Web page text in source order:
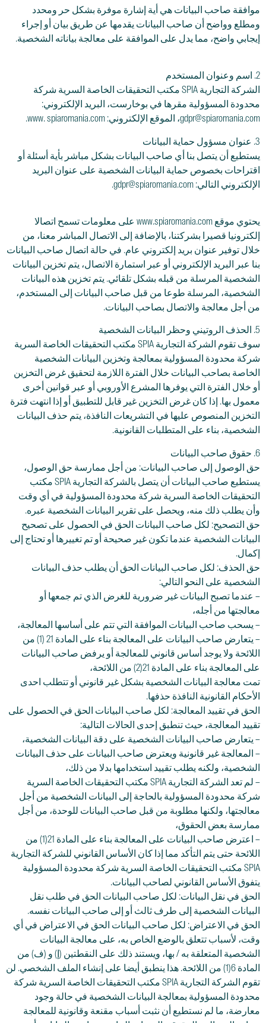
موافقة صاحب البيانات هي أية إشارة موفرة بشكل حر ومحدد
ومطلع وواضح أن صاحب البيانات يقدمها عن طريق بيان أو إجراء
إيجابي واضح، مما يدل على الموافقة على معالجة بياناته الشخصية.
2. اسم وعنوان المستخدم
الشركة التجارية SPIA مكتب التحقيقات الخاصة السرية شركة
محدودة المسؤولية مقرها في بوخارست، البريد الإلكتروني:
gdpr@spiaromania.com، الموقع الإلكتروني: www. spiaromania.com.
3. عنوان مسؤول حماية البيانات
يستطيع أن يتصل بنا أي صاحب البيانات بشكل مباشر بأية أسئلة أو
اقتراحات بخصوص حماية البيانات الشخصية على عنوان البريد
الإلكتروني التالي: gdpr@spiaromania.com.
يحتوي موقع www.spiaromania.com على معلومات تسمح اتصالا
إلكترونيا قصيرا بشركتنا، بالإضافة إلى الاتصال المباشر معنا، من
خلال توفير عنوان بريد إلكتروني عام. في حالة اتصال صاحب البيانات
بنا عبر البريد الإلكتروني أو عبر استمارة الاتصال، يتم تخزين البيانات
الشخصية المرسلة من قبله بشكل تلقائي. يتم تخزين هذه البيانات
الشخصية، المرسلة طوعا من قبل صاحب البيانات إلى المستخدم،
من أجل معالجة والاتصال بصاحب البيانات.
5. الحذف الروتيني وحظر البيانات الشخصية
سوف تقوم الشركة التجارية SPIA مكتب التحقيقات الخاصة السرية
شركة محدودة المسؤولية بمعالجة وتخزين البيانات الشخصية
الخاصة بصاحب البيانات خلال الفترة اللازمة لتحقيق غرض التخزين
أو خلال الفترة التي يوفرها المشرع الأوروبي أو عبر قوانين أخرى
معمول بها. إذا كان غرض التخزين غير قابل للتطبيق أو إذا انتهت فترة
التخزين المنصوص عليها في التشريعات النافذة، يتم حذف البيانات
الشخصية، بناء على المتطلبات القانونية.
6. حقوق صاحب البيانات
حق الوصول إلى صاحب البيانات: من أجل ممارسة حق الوصول،
يستطيع صاحب البيانات أن يتصل بالشركة التجارية SPIA مكتب
التحقيقات الخاصة السرية شركة محدودة المسؤولية في أي وقت
وأن يطلب ذلك منه، ويحصل على تقرير البيانات الشخصية عبره.
حق التصحيح: لكل صاحب البيانات الحق في الحصول على تصحيح
البيانات الشخصية عندما تكون غير صحيحة أو تم تغييرها أو تحتاج إلى
إكمال.
حق الحذف: لكل صاحب البيانات الحق أن يطلب حذف البيانات
الشخصية على النحو التالي:
– عندما تصبح البيانات غير ضرورية للغرض الذي تم جمعها أو
معالجتها من أجله،
– يسحب صاحب البيانات الموافقة التي تتم على أساسها المعالجة،
– يتعارض صاحب البيانات على المعالجة بناء على المادة 21 (1) من
اللائحة ولا يوجد أساس قانوني للمعالجة أو يرفض صاحب البيانات
على المعالجة بناء على المادة 21(2) من اللائحة،
تمت معالجة البيانات الشخصية بشكل غير قانوني أو تتطلب احدى
الأحكام القانونية النافذة حذفها.
الحق في تقييد المعالجة: لكل صاحب البيانات الحق في الحصول على
تقييد المعالجة، حيث تنطبق إحدى الحالات التالية:
– يتعارض صاحب البيانات الشخصية على دقة البيانات الشخصية،
– المعالجة غير قانونية ويعترض صاحب البيانات على حذف البيانات
الشخصية، ولكنه يطلب تقييد استخدامها بدلا من ذلك،
– لم تعد الشركة التجارية SPIA مكتب التحقيقات الخاصة السرية
شركة محدودة المسؤولية بالحاجة إلى البيانات الشخصية من أجل
معالجتها، ولكنها مطلوبة من قبل صاحب البيانات للوحدة، من أجل
ممارسة بعض الحقوق،
– اعترض صاحب البيانات على المعالجة بناء على المادة 21(1) من
اللائحة حتى يتم التأكد مما إذا كان الأساس القانوني للشركة التجارية
SPIA مكتب التحقيقات الخاصة السرية شركة محدودة المسؤولية
يتفوق الأساس القانوني لصاحب البيانات.
الحق في نقل البيانات: لكل صاحب البيانات الحق في طلب نقل
البيانات الشخصية إلى طرف ثالث أو إلى صاحب البيانات نفسه.
الحق في الاعتراض: لكل صاحب البيانات الحق في الاعتراض في أي
وقت، لأسباب تتعلق بالوضع الخاص به، على معالجة البيانات
الشخصية المتعلقة به / بها، ويستند ذلك على النقطتين (إ) و (ف) من
المادة 6(1) من اللائحة. هذا ينطبق أيضا على إنشاء الملف الشخصي. لن
تقوم الشركة التجارية SPIA مكتب التحقيقات الخاصة السرية شركة
محدودة المسؤولية بمعالجة البيانات الشخصية في حالة وجود
معارضة، ما لم نستطيع أن نثبت أسباب مقنعة وقانونية للمعالجة